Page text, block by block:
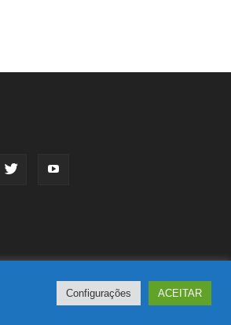
Configurações ACEITAR